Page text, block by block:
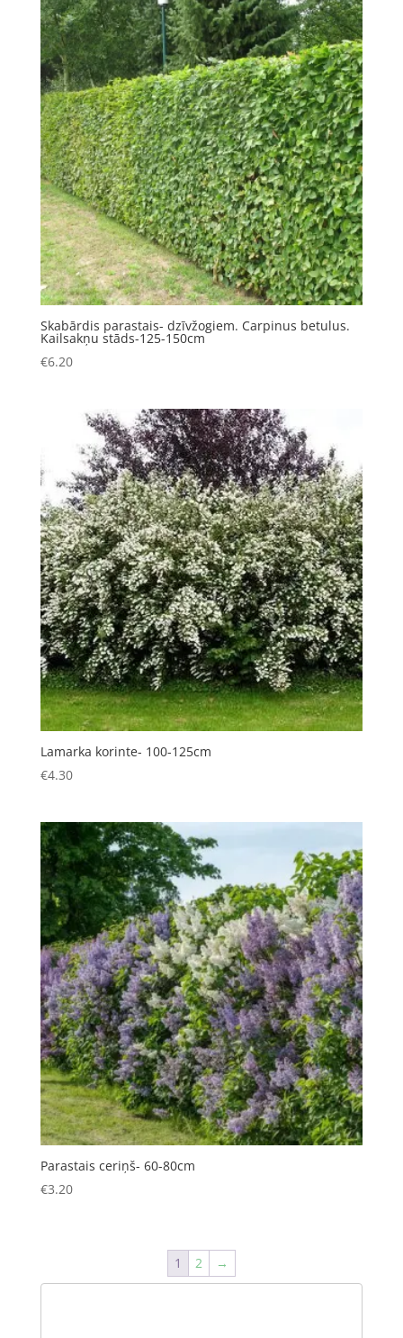
Skabārdis parastais- dzīvžogiem. Carpinus betulus.
Kailsakņu stāds-125-150cm
€6.20
Lamarka korinte- 100-125cm
€4.30
Parastais ceriņš- 60-80cm
€3.20
1 2 →